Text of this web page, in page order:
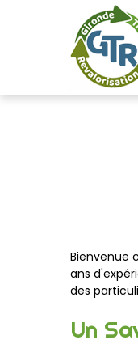
Bienvenue
ans
des
Un
Panneau de gestion des